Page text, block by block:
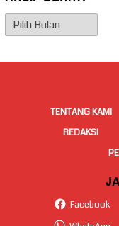
Arsip
Berita
TENTANG KAMI
REDAKSI
Facebook